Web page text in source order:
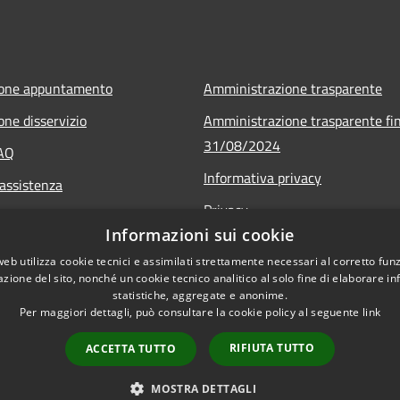
appuntamento
disservizio
Amministrazione trasparente
Amministrazione trasparente
31/08/2024
Informativa privacy
Privacy
Note legali
Dichiarazione di accessibilità
Copyright © 2026 •
Informazioni sui cookie
utilizza cookie tecnici e assimilati strettamente necessari al corretto
del sito, nonché un cookie tecnico analitico al solo fine di elaborare
statistiche, aggregate e anonime.
Per maggiori dettagli, può consultare la cookie policy al seguente link
ACCETTA TUTTO RIFIUTA TUTTO
MOSTRA DETTAGLI